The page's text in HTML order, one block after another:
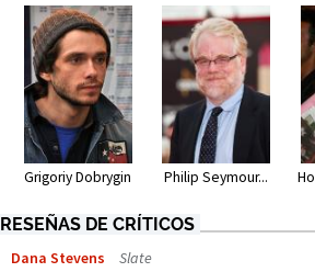
Grigoriy Dobrygin Philip Seymour...
RESEÑAS DE CRÍTICOS
Dana Stevens Slate